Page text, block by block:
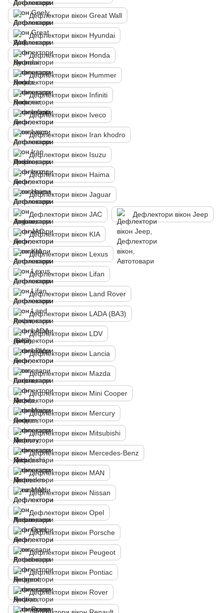
Дефлектори вікон Great Wall
Дефлектори вікон Hyundai
Дефлектори вікон Honda
Дефлектори вікон Hummer
Дефлектори вікон Infiniti
Дефлектори вікон Iveco
Дефлектори вікон Iran khodro
Дефлектори вікон Isuzu
Дефлектори вікон Haima
Дефлектори вікон Jaguar
Дефлектори вікон JAC Дефлектори вікон Jeep
Дефлектори вікон KIA
Дефлектори вікон Lexus
Дефлектори вікон Lifan
Дефлектори вікон Land Rover
Дефлектори вікон LADA (ВАЗ)
Дефлектори вікон LDV
Дефлектори вікон Lancia
Дефлектори вікон Mazda
Дефлектори вікон Mini Cooper
Дефлектори вікон Mercury
Дефлектори вікон Mitsubishi
Дефлектори вікон Mercedes-Benz
Дефлектори вікон MAN
Дефлектори вікон Nissan
Дефлектори вікон Opel
Дефлектори вікон Porsche
Дефлектори вікон Peugeot
Дефлектори вікон Pontiac
Дефлектори вікон Rover